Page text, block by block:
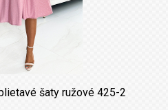
šaty ružové 425-2